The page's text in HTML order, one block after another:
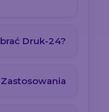
Druk-24?
Zastosowania